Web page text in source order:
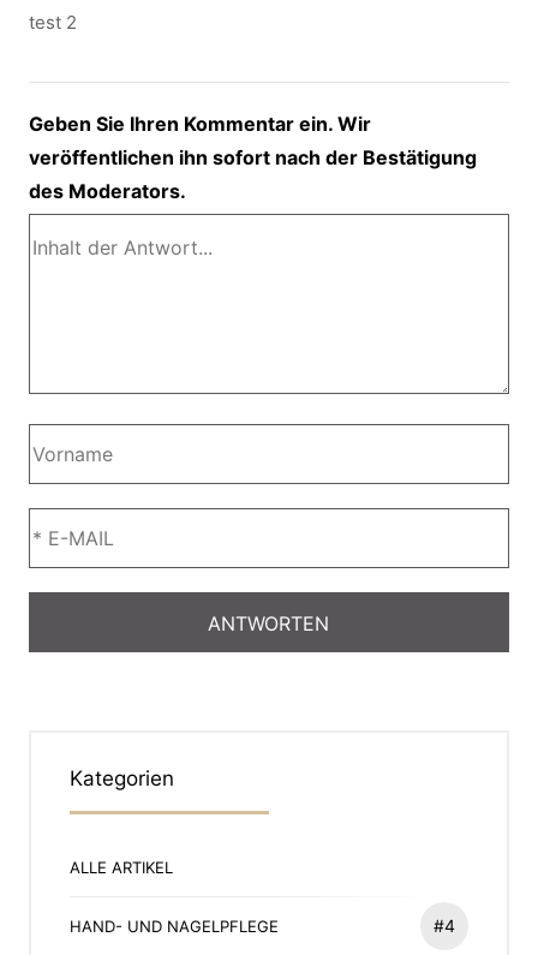
test 2
Geben Sie Ihren Kommentar ein. Wir
veröffentlichen ihn sofort nach der Bestätigung
des Moderators.
Kategorien
ALLE ARTIKEL
HAND- UND NAGELPFLEGE #4